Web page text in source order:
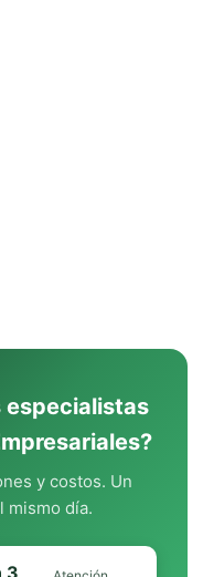
especialistas
y costos. Un
mismo día.
3